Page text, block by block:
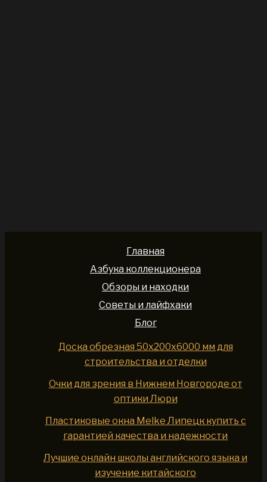
Главная
Азбука коллекционера
Обзоры и находки
Советы и лайфхаки
Блог
Доска обрезная 50x200x6000 мм для
строительства и отделки
Очки для зрения в Нижнем Новгороде от
оптики Люри
Пластиковые окна Melke Липецк купить с
гарантией качества и надежности
Лучшие онлайн школы английского языка и
изучение китайского